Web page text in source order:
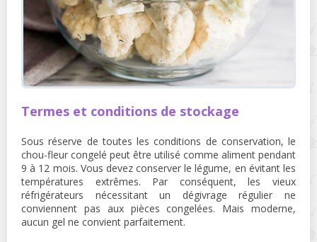
Termes et conditions de stockage
Sous réserve de toutes les conditions de conservation, le
chou-fleur congelé peut être utilisé comme aliment pendant
9 à 12 mois. Vous devez conserver le légume, en évitant les
températures extrêmes. Par conséquent, les vieux
réfrigérateurs nécessitant un dégivrage régulier ne
conviennent pas aux pièces congelées. Mais moderne,
aucun gel ne convient parfaitement.